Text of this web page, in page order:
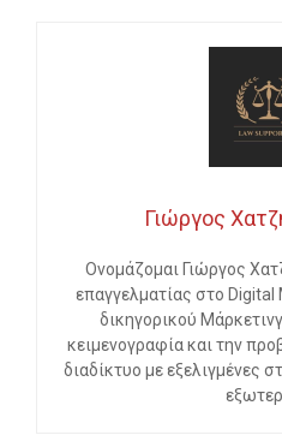
Γιώργος
Ονομάζομαι Γιώργος
επαγγελματίας στο
δικηγορικού
κειμενογραφία και την
διαδίκτυο με εξελιγμένες